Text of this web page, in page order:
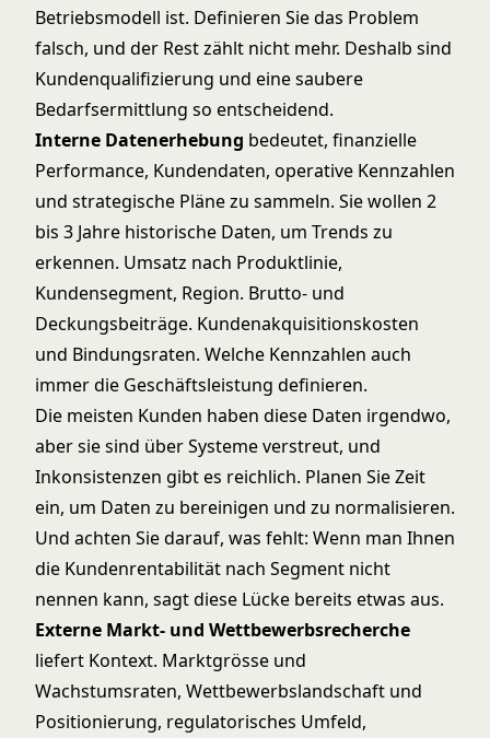
Betriebsmodell ist. Definieren Sie das Problem
falsch, und der Rest zählt nicht mehr. Deshalb sind
Kundenqualifizierung und eine saubere
Bedarfsermittlung so entscheidend.
Interne Datenerhebung bedeutet, finanzielle
Performance, Kundendaten, operative Kennzahlen
und strategische Pläne zu sammeln. Sie wollen 2
bis 3 Jahre historische Daten, um Trends zu
erkennen. Umsatz nach Produktlinie,
Kundensegment, Region. Brutto- und
Deckungsbeiträge. Kundenakquisitionskosten
und Bindungsraten. Welche Kennzahlen auch
immer die Geschäftsleistung definieren.
Die meisten Kunden haben diese Daten irgendwo,
aber sie sind über Systeme verstreut, und
Inkonsistenzen gibt es reichlich. Planen Sie Zeit
ein, um Daten zu bereinigen und zu normalisieren.
Und achten Sie darauf, was fehlt: Wenn man Ihnen
die Kundenrentabilität nach Segment nicht
nennen kann, sagt diese Lücke bereits etwas aus.
Externe Markt- und Wettbewerbsrecherche
liefert Kontext. Marktgrösse und
Wachstumsraten, Wettbewerbslandschaft und
Positionierung, regulatorisches Umfeld,